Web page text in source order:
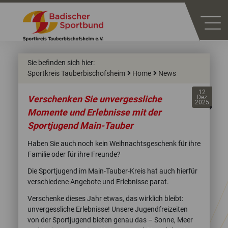
Sie befinden sich hier:
Sportkreis Tauberbischofsheim
Home News
12
Dez
2025
Verschenken Sie unvergessliche
Momente und Erlebnisse mit der
Sportjugend Main-Tauber
Haben Sie auch noch kein Weihnachtsgeschenk für ihre
Familie oder für ihre Freunde?
Die Sportjugend im Main-Tauber-Kreis hat auch hierfür
verschiedene Angebote und Erlebnisse parat.
Verschenke dieses Jahr etwas, das wirklich bleibt:
unvergessliche Erlebnisse! Unsere Jugendfreizeiten
von der Sportjugend bieten genau das – Sonne, Meer